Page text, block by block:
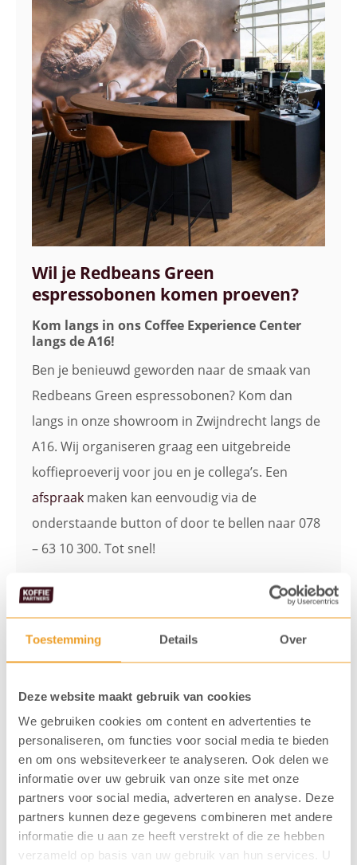
Toestemming Details Over
Deze website maakt gebruik van cookies
We gebruiken cookies om content en advertenties te
personaliseren, om functies voor social media te bieden
en om ons websiteverkeer te analyseren. Ook delen we
informatie over uw gebruik van onze site met onze
partners voor social media, adverteren en analyse. Deze
partners kunnen deze gegevens combineren met andere
informatie die u aan ze heeft verstrekt of die ze hebben
verzameld op basis van uw gebruik van hun services. U
Wil je Redbeans Green
espressobonen komen proeven?
Kom langs in ons Coffee Experience Center
langs de A16!
Ben je benieuwd geworden naar de smaak van
Redbeans Green espressobonen? Kom dan
langs in onze showroom in Zwijndrecht langs de
A16. Wij organiseren graag een uitgebreide
koffieproeverij voor jou en je collega’s. Een
afspraak maken kan eenvoudig via de
onderstaande button of door te bellen naar 078
– 63 10 300. Tot snel!
Maak een afspraak
Bekijk ook deze Redbeans
melanges